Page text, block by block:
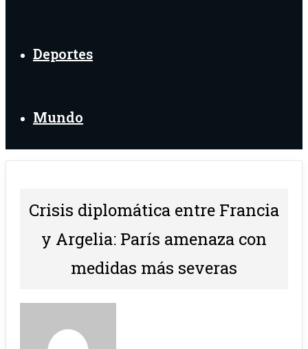
Deportes
Mundo
Crisis diplomática entre Francia
y Argelia: París amenaza con
medidas más severas